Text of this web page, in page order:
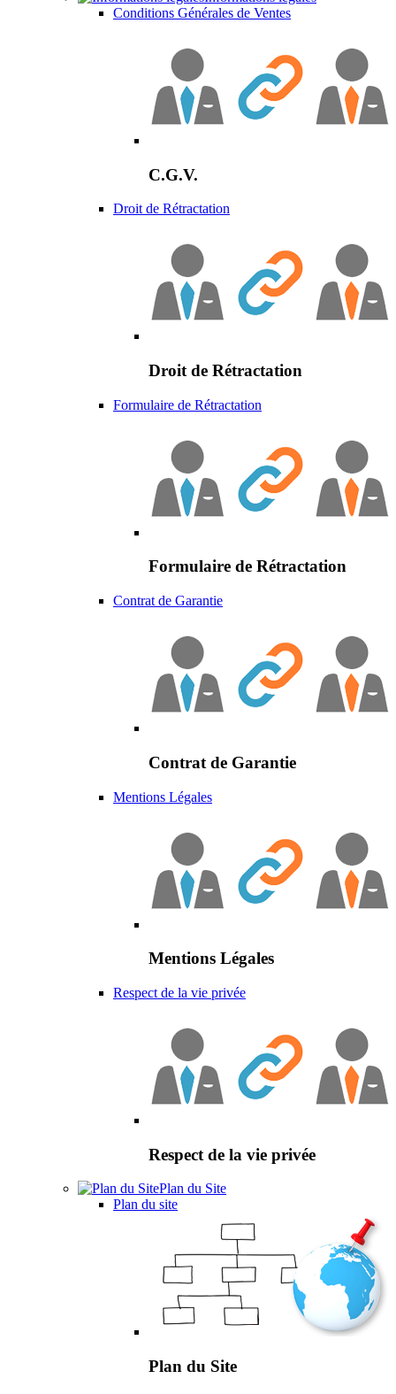
Conditions Générales de Ventes
C.G.V.
Droit de Rétractation
Droit de Rétractation
Formulaire de Rétractation
Formulaire de Rétractation
Contrat de Garantie
Contrat de Garantie
Mentions Légales
Mentions Légales
Respect de la vie privée
Respect de la vie privée
Plan du Site
Plan du site
Plan du Site